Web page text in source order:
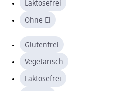
Laktosefrei
Ohne Ei
Glutenfrei
Vegetarisch
Laktosefrei